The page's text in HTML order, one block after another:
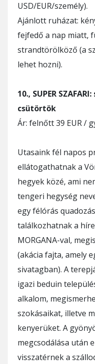
USD/EUR/személy).
Ajánlott ruházat:
fejfedő a nap miatt,
strandtörölköző (a
lehet hozni).
10., SUPER
csütörtök
Ár: felnőtt 39 EUR /
Utasaink fél napos
ellátogathatnak a
hegyek közé, ami
tengeri hegység
egy félórás
találkozhatnak a
MORGANA-val,
(akácia fajta, amely
sivatagban). A
igazi beduin
alkalom,
szokásaikat, illetve
kenyerüket. A
megcsodálása után
visszatérnek a